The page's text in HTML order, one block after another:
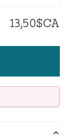
13,50$CA